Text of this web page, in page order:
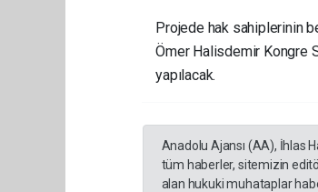
Projede hak sahiplerinin
Ömer Halisdemir Kongre
yapılacak.
Anadolu Ajansı (AA), İhlas
tüm haberler, sitemizin
alan hukuki muhataplar